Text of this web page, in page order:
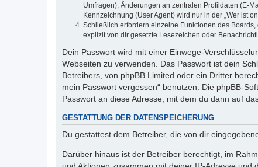
Umfragen), Änderungen an zentralen Profildaten (E-
Kennzeichnung (User Agent) wird nur in der „Wer ist
Schließlich erfordern einzelne Funktionen des
explizit von dir gesetzte Lesezeichen oder
Dein Passwort wird mit einer Einwege-
Webseiten zu verwenden. Das Passwort ist dein
Betreibers, von phpBB Limited oder ein Dritter
mein Passwort vergessen“ benutzen. Die phpBB-
Passwort an diese Adresse, mit dem du dann auf
GESTATTUNG DER DATENSPEICHERUNG
Du gestattest dem Betreiber, die von dir
Darüber hinaus ist der Betreiber berechtigt, im